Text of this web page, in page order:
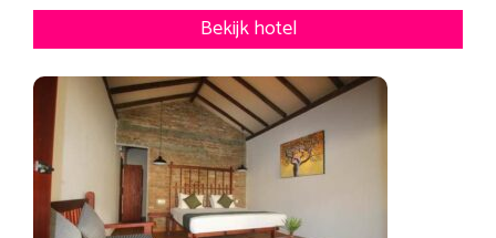
Bekijk hotel